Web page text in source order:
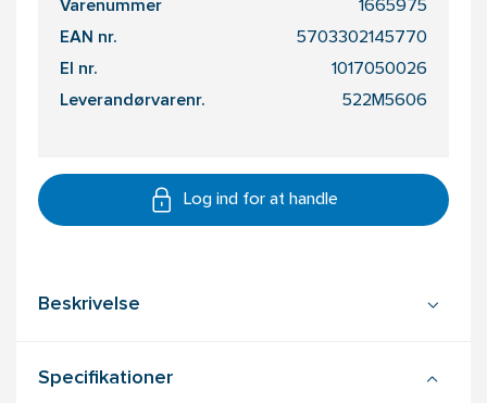
Varenummer 1665975
EAN nr. 5703302145770
El nr. 1017050026
Leverandørvarenr. 522M5606
Log ind for at handle
Beskrivelse
Specifikationer